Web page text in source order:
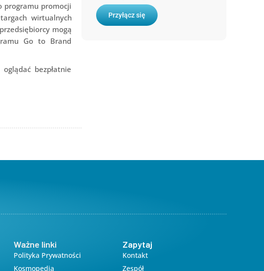
programu promocji
wirtualnych
mogą
Go to Brand
bezpłatnie
Przyłącz się
Ważne linki
Polityka Prywatności
Kosmopedia
Zapytaj
Kontakt
Zespół